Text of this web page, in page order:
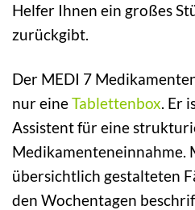
Helfer Ihnen ein großes
zurückgibt.
Der MEDI 7
nur eineTablettenbox. Er
Assistent für eine
Medikamenteneinnahme.
übersichtlich gestalteten
den Wochentagen